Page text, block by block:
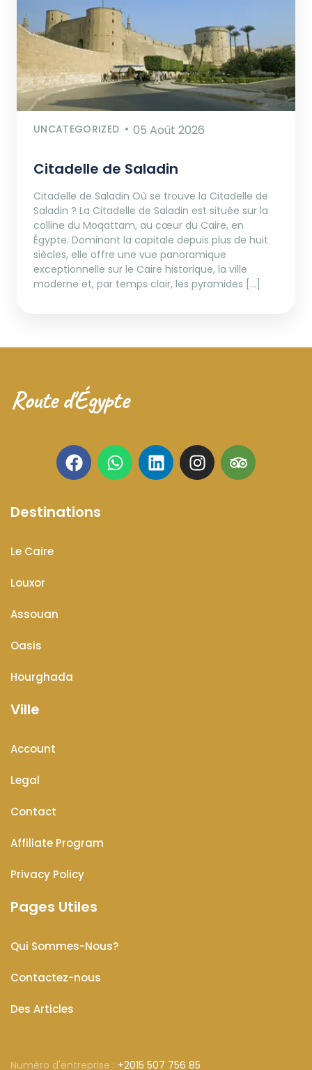
UNCATEGORIZED 05 Août 2026
Citadelle de Saladin
Citadelle de Saladin Où se trouve la Citadelle de
Saladin ? La Citadelle de Saladin est située sur la
colline du Moqattam, au cœur du Caire, en
Égypte. Dominant la capitale depuis plus de huit
siècles, elle offre une vue panoramique
exceptionnelle sur le Caire historique, la ville
moderne et, par temps clair, les pyramides […]
Route d'Égypte
Destinations
Le Caire
Louxor
Assouan
Oasis
Hourghada
Ville
Account
Legal
Contact
Affiliate Program
Privacy Policy
Pages Utiles
Qui Sommes-Nous?
Contactez-nous
Des Articles
Numéro d'entreprise : +2015 507 756 85